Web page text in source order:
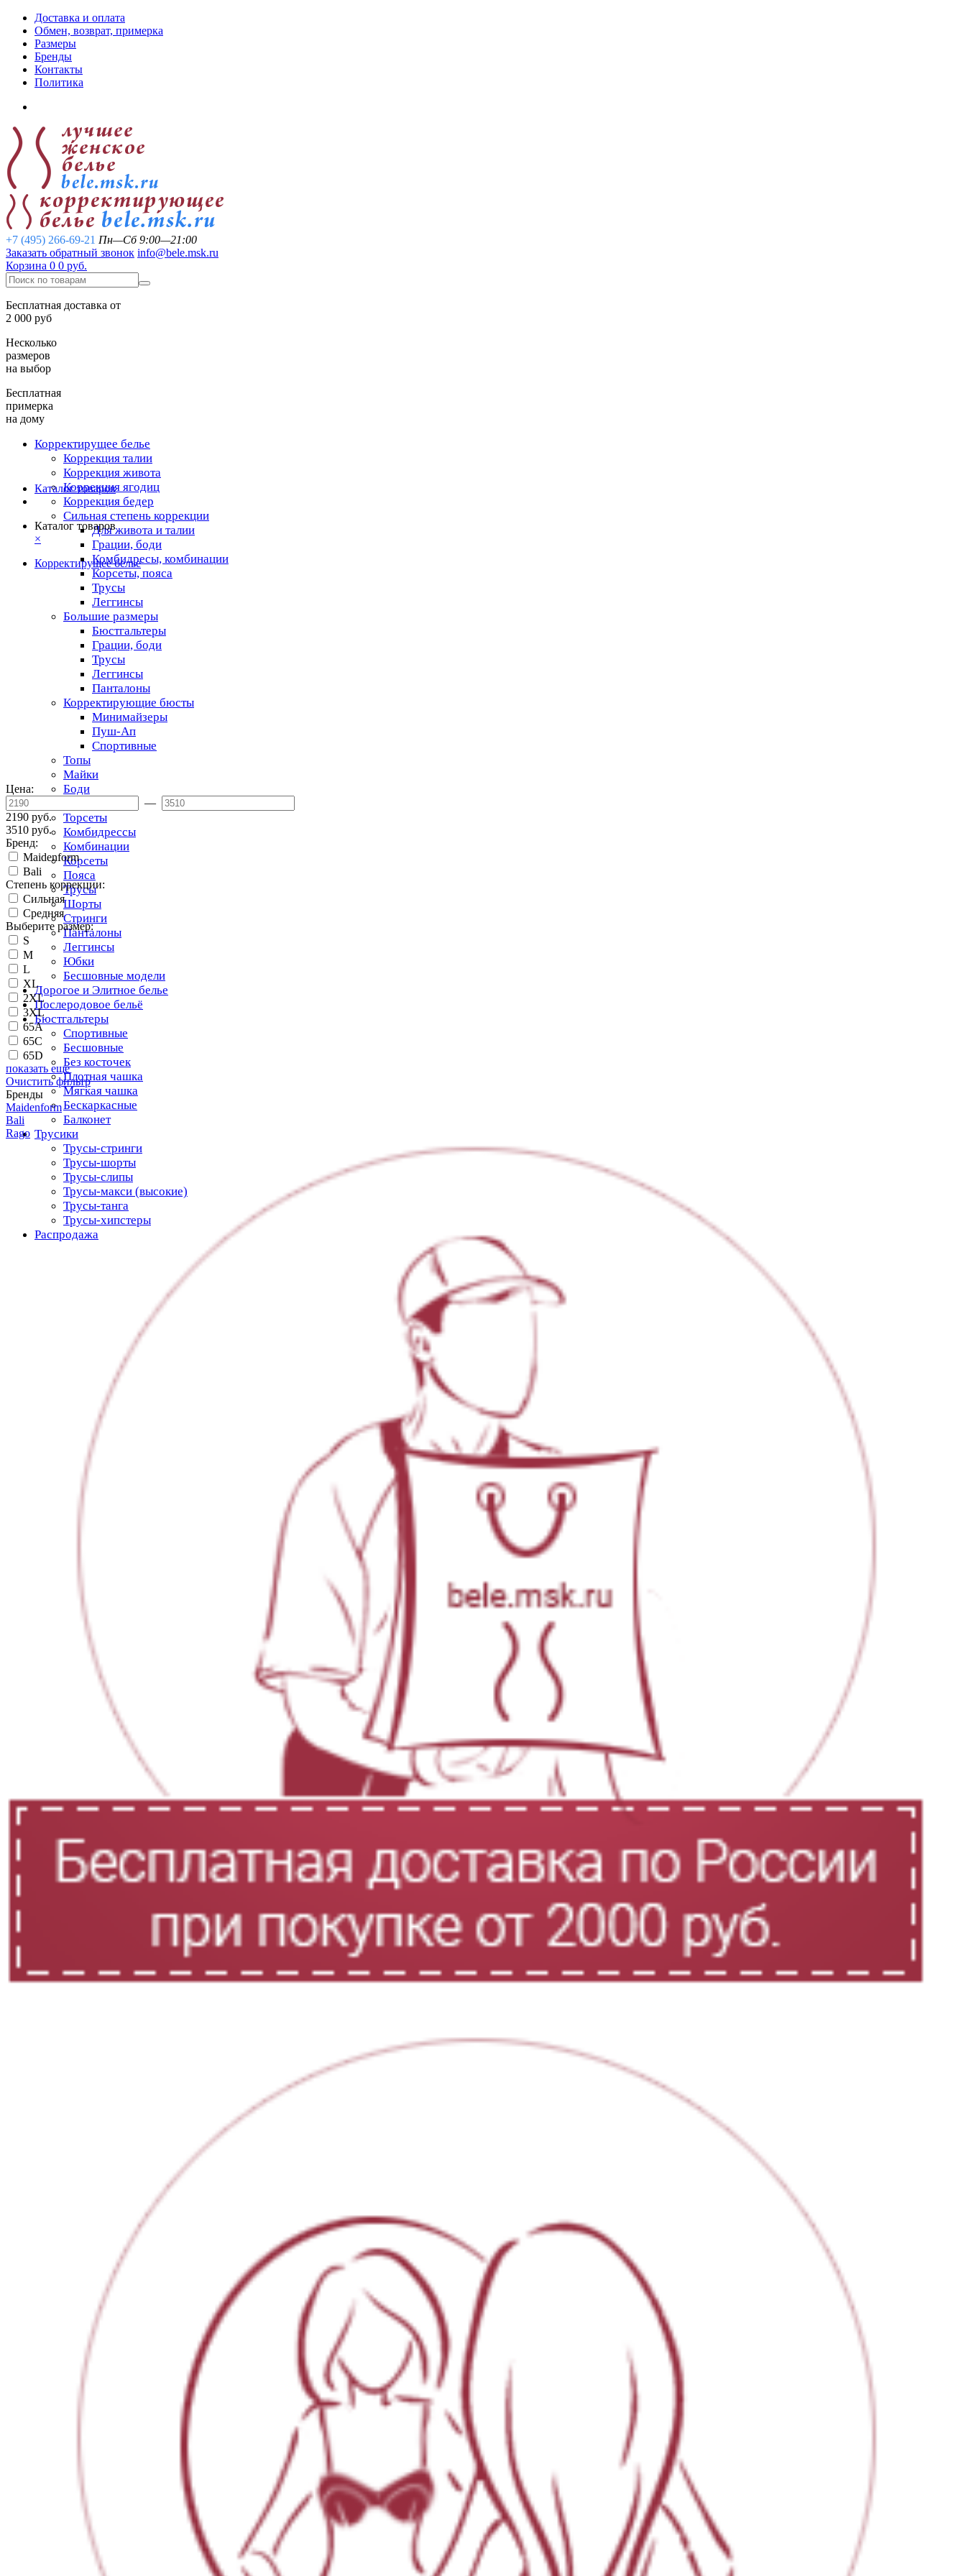
Доставка и оплата
Обмен, возврат, примерка
Размеры
Бренды
Контакты
Политика
+7 (495) 266-69-21 Пн—Сб 9:00—21:00
Заказать обратный звонок info@bele.msk.ru
Корзина 0 0 руб.
Бесплатная доставка от
2 000 руб
Несколько
размеров
на выбор
Бесплатная
примерка
на дому
Корректирущее белье
Коррекция талии
Коррекция живота
Коррекция ягодиц
Коррекция бедер
Сильная степень коррекции
Для живота и талии
Грации, боди
Комбидресы, комбинации
Корсеты, пояса
Трусы
Леггинсы
Большие размеры
Бюстгальтеры
Грации, боди
Трусы
Леггинсы
Панталоны
Корректирующие бюсты
Минимайзеры
Пуш-Ап
Спортивные
Топы
Майки
Боди
Торсеты
Комбидрессы
Комбинации
Корсеты
Пояса
Трусы
Шорты
Стринги
Панталоны
Леггинсы
Юбки
Бесшовные модели
Дорогое и Элитное белье
Послеродовое бельё
Бюстгальтеры
Спортивные
Бесшовные
Без косточек
Плотная чашка
Мягкая чашка
Бескаркасные
Балконет
Трусики
Трусы-стринги
Трусы-шорты
Трусы-слипы
Трусы-макси (высокие)
Трусы-танга
Трусы-хипстеры
Распродажа
Каталог товаров
Каталог товаров
×
Корректирущее белье
Цена:
—
2190 руб.
3510 руб.
Бренд:
Maidenform
Bali
Степень коррекции:
Сильная
Средняя
Выберите размер:
S
M
L
XL
2XL
3XL
65A
65C
65D
показать еще
Очистить фильтр
Бренды
Maidenform
Bali
Rago